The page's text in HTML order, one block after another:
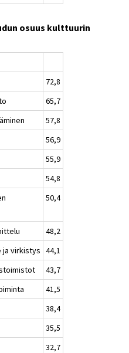
osuus kulttuurin
72,8
65,7
57,8
56,9
55,9
54,8
50,4
48,2
ja virkistys 44,1
43,7
41,5
38,4
35,5
32,7